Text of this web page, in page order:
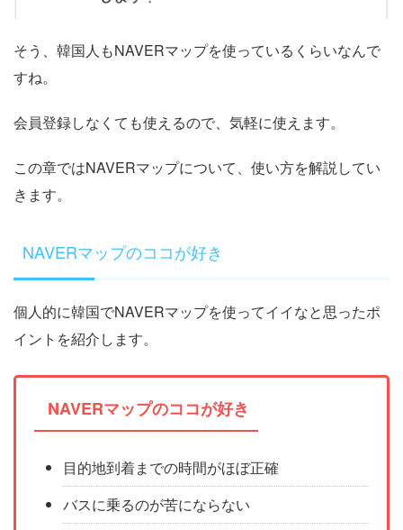
そう、韓国人もNAVERマップを使っているくらいなんで
すね。
会員登録しなくても使えるので、気軽に使えます。
この章ではNAVERマップについて、使い方を解説してい
きます。
NAVERマップのココが好き
個人的に韓国でNAVERマップを使ってイイなと思ったポ
イントを紹介します。
NAVERマップのココが好き
目的地到着までの時間がほぼ正確
バスに乗るのが苦にならない